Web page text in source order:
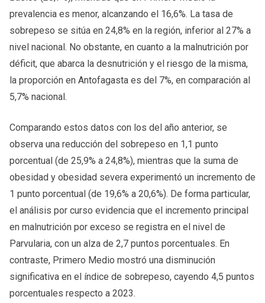
prevalencia es menor, alcanzando el 16,6%. La tasa de
sobrepeso se sitúa en 24,8% en la región, inferior al 27% a
nivel nacional. No obstante, en cuanto a la malnutrición por
déficit, que abarca la desnutrición y el riesgo de la misma,
la proporción en Antofagasta es del 7%, en comparación al
5,7% nacional.
Comparando estos datos con los del año anterior, se
observa una reducción del sobrepeso en 1,1 punto
porcentual (de 25,9% a 24,8%), mientras que la suma de
obesidad y obesidad severa experimentó un incremento de
1 punto porcentual (de 19,6% a 20,6%). De forma particular,
el análisis por curso evidencia que el incremento principal
en malnutrición por exceso se registra en el nivel de
Parvularia, con un alza de 2,7 puntos porcentuales. En
contraste, Primero Medio mostró una disminución
significativa en el índice de sobrepeso, cayendo 4,5 puntos
porcentuales respecto a 2023.